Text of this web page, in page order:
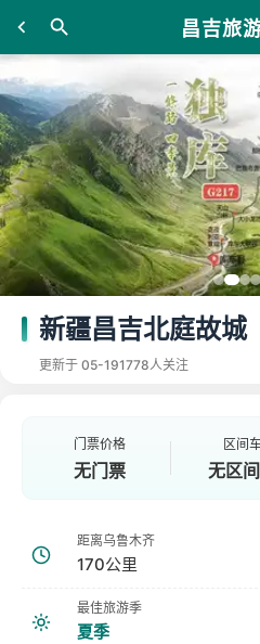
昌吉旅
新疆昌吉北庭故城
更新于 05-191778人关注
门票价格
无门票
区间
无区
距离乌鲁木齐
170公里
最佳旅游季
夏季